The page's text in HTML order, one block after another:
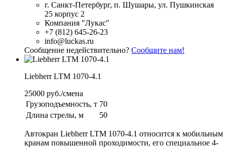
г. Санкт-Петербург, п. Шушары, ул. Пушкинская
25 корпус 2
Компания "Лукас"
+7 (812) 645-26-23
info@luckas.ru
Сообщение недействительно? Сообщите нам!
Liebherr LTM 1070-4.1
25000 руб./смена
Грузоподъемность, т 70
Длина стрелы, м
50
Автокран Liebherr LTM 1070-4.1 относится к мобильным
кранам повышенной проходимости, его специальное 4-